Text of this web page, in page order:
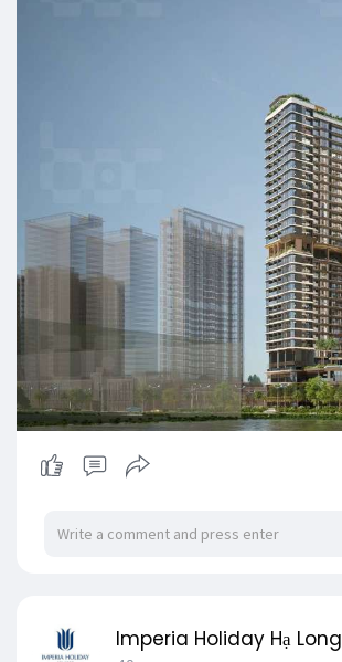
Imperia Holiday Hạ Long